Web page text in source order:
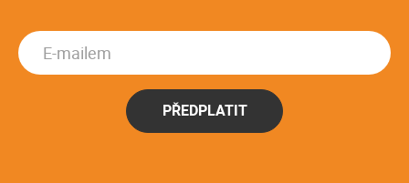
PŘEDPLATIT